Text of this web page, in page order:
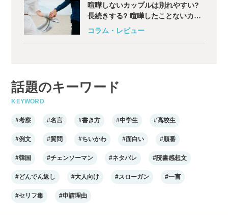
喧嘩しないカップルは別れやすい?
長続きする? 喧嘩したことないカッ
プルの特徴とは
コラム・レビュー
話題のキーワード
KEYWORD
#考察 #名言 #書き方 #中学生 #高校生
#例文 #質問 #ちいかわ #面白い #順番
#韓国 #チェンソーマン #ネタバレ #読書感想文
#どんでん返し #大人向け #スローガン #一言
#セリフ集 #申請理由